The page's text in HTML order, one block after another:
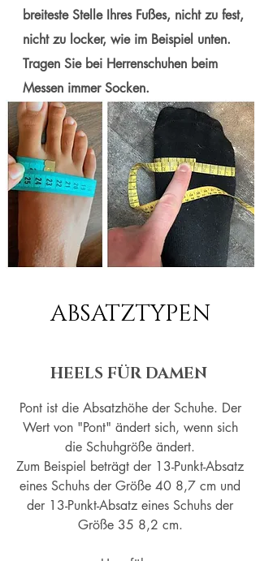
breiteste Stelle Ihres Fußes, nicht zu fest,
nicht zu locker, wie im Beispiel unten.
Tragen Sie bei Herrenschuhen beim
Messen immer Socken.
ABSATZTYPEN
HEELS FÜR DAMEN
Pont ist die Absatzhöhe der Schuhe. Der
Wert von "Pont" ändert sich, wenn sich
die Schuhgröße ändert.
Zum Beispiel beträgt der 13-Punkt-Absatz
eines Schuhs der Größe 40 8,7 cm und
der 13-Punkt-Absatz eines Schuhs der
Größe 35 8,2 cm.